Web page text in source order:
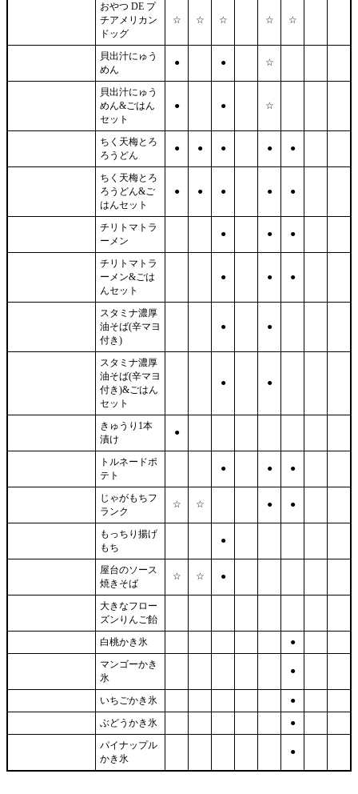
おやつ DE プ
チアメリカン
ドッグ
☆ ☆ ☆ ☆ ☆
貝出汁にゅう
めん
● ● ☆
貝出汁にゅう
めん&ごはん
セット
● ● ☆
ちく天梅とろ
ろうどん
● ● ● ● ●
ちく天梅とろ
ろうどん&ご
はんセット
● ● ● ● ●
チリトマトラ
ーメン
● ● ●
チリトマトラ
ーメン&ごは
んセット
● ● ●
スタミナ濃厚
油そば(辛マヨ
付き)
● ●
スタミナ濃厚
油そば(辛マヨ
付き)&ごはん
セット
● ●
きゅうり1本
漬け
●
トルネードポ
テト
● ● ●
じゃがもちフ
ランク
☆ ☆ ● ●
もっちり揚げ
もち
●
屋台のソース
焼きそば
☆ ☆ ●
大きなフロー
ズンりんご飴
白桃かき氷
●
マンゴーかき
氷
●
いちごかき氷
●
ぶどうかき氷
●
パイナップル
かき氷
●